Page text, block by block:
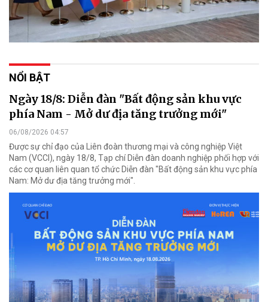
NỔI BẬT
Ngày 18/8: Diễn đàn "Bất động sản khu vực
phía Nam - Mở dư địa tăng trưởng mới"
06/08/2026 04:57
Được sự chỉ đạo của Liên đoàn thương mại và công nghiệp Việt
Nam (VCCI), ngày 18/8, Tạp chí Diễn đàn doanh nghiệp phối hợp với
các cơ quan liên quan tổ chức Diễn đàn "Bất động sản khu vực phía
Nam: Mở dư địa tăng trưởng mới".